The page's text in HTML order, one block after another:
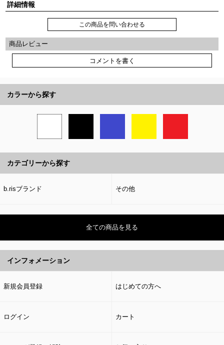
詳細情報
この商品を問い合わせる
商品レビュー
コメントを書く
カラーから探す
カテゴリーから探す
b.risブランド その他
全ての商品を見る
インフォメーション
新規会員登録 はじめての方へ
ログイン カート